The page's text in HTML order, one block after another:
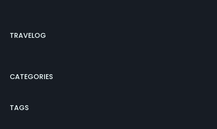
TRAVELOG
CATEGORIES
TAGS